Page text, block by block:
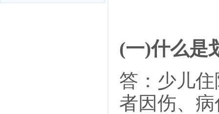
(一)什么是
答：少儿
者因伤、